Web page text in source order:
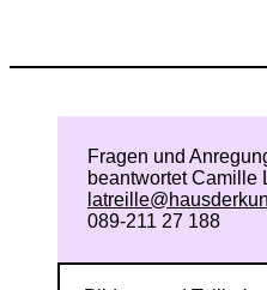
Fragen und
beantwortet Camille
089-211 27 188